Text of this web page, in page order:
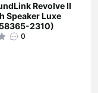
Revolve II
Speaker Luxe
2310)
0